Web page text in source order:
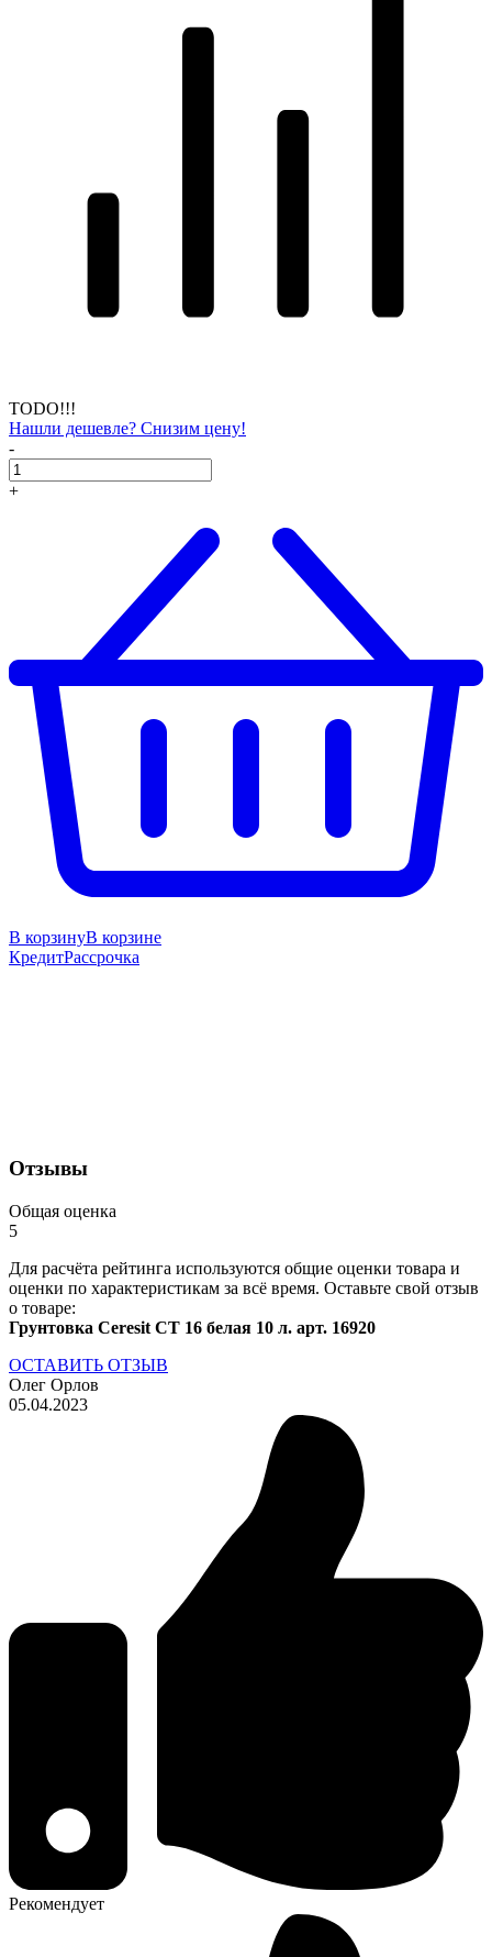
TODO!!!
Нашли дешевле? Снизим цену!
-
+
В корзинуВ корзине
КредитРассрочка
Отзывы
Общая оценка
5
Для расчёта рейтинга используются общие оценки товара и
оценки по характеристикам за всё время. Оставьте свой отзыв
о товаре:
Грунтовка Ceresit CT 16 белая 10 л. арт. 16920
ОСТАВИТЬ ОТЗЫВ
Олег Орлов
05.04.2023
Рекомендует